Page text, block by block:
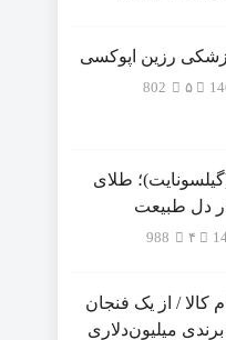
رزین اپوکسی
802
طلای
دل طبیعت
988
کالا / از یک فنجان
میلیون‌دلاری